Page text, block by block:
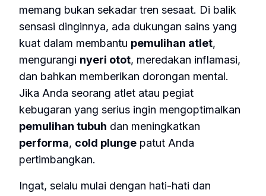
memang bukan sekadar tren sesaat. Di balik
sensasi dinginnya, ada dukungan sains yang
kuat dalam membantu pemulihan atlet,
mengurangi nyeri otot, meredakan inflamasi,
dan bahkan memberikan dorongan mental.
Jika Anda seorang atlet atau pegiat
kebugaran yang serius ingin mengoptimalkan
pemulihan tubuh dan meningkatkan
performa, cold plunge patut Anda
pertimbangkan.
Ingat, selalu mulai dengan hati-hati dan